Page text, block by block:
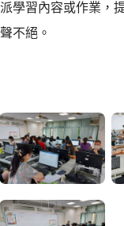
學習內容或作業，
不絕。